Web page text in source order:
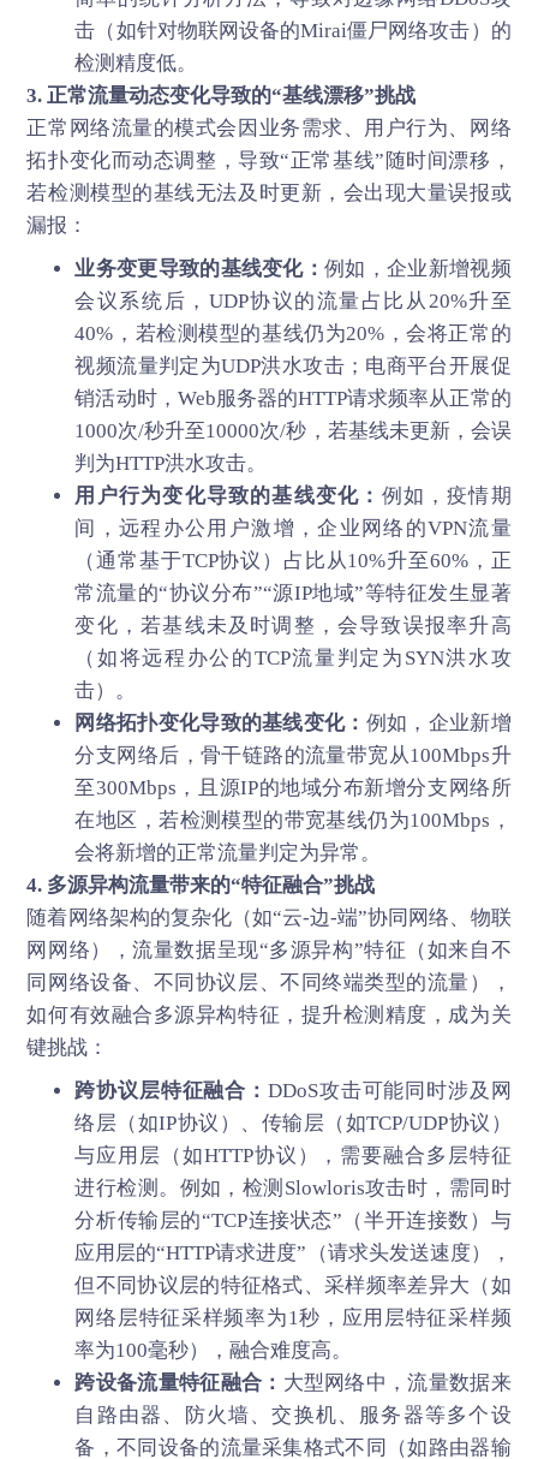
击（如针对物联网设备的Mirai僵尸网络攻击）的
检测精度低。
3. 正常流量动态变化导致的“基线漂移”挑战
正常网络流量的模式会因业务需求、用户行为、网络
拓扑变化而动态调整，导致“正常基线”随时间漂移，
若检测模型的基线无法及时更新，会出现大量误报或
漏报：
业务变更导致的基线变化：例如，企业新增视频
会议系统后，UDP协议的流量占比从20%升至
40%，若检测模型的基线仍为20%，会将正常的
视频流量判定为UDP洪水攻击；电商平台开展促
销活动时，Web服务器的HTTP请求频率从正常的
1000次/秒升至10000次/秒，若基线未更新，会误
判为HTTP洪水攻击。
用户行为变化导致的基线变化： 例如，疫情期
间，远程办公用户激增，企业网络的VPN流量
（通常基于TCP协议）占比从10%升至60%，正
常流量的“协议分布”“源IP地域”等特征发生显著
变化，若基线未及时调整，会导致误报率升高
（如将远程办公的TCP流量判定为SYN洪水攻
击）。
网络拓扑变化导致的基线变化： 例如，企业新增
分支网络后，骨干链路的流量带宽从100Mbps升
至300Mbps，且源IP的地域分布新增分支网络所
在地区，若检测模型的带宽基线仍为100Mbps，
会将新增的正常流量判定为异常。
4. 多源异构流量带来的“特征融合”挑战
随着网络架构的复杂化（如“云-边-端”协同网络、物联
网网络），流量数据呈现“多源异构”特征（如来自不
同网络设备、不同协议层、不同终端类型的流量），
如何有效融合多源异构特征，提升检测精度，成为关
键挑战：
跨协议层特征融合： DDoS攻击可能同时涉及网
络层（如IP协议）、传输层（如TCP/UDP协议）
与应用层（如HTTP协议），需要融合多层特征
进行检测。例如，检测Slowloris攻击时，需同时
分析传输层的“TCP连接状态”（半开连接数）与
应用层的“HTTP请求进度”（请求头发送速度），
但不同协议层的特征格式、采样频率差异大（如
网络层特征采样频率为1秒，应用层特征采样频
率为100毫秒），融合难度高。
跨设备流量特征融合： 大型网络中，流量数据来
自路由器、防火墙、交换机、服务器等多个设
备，不同设备的流量采集格式不同（如路由器输